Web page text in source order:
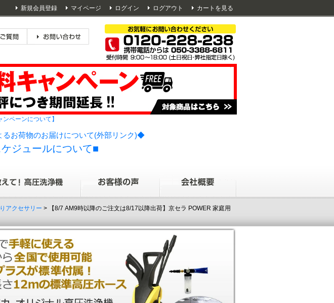
新規会員登録 マイページ ログイン ログアウト カートを見る
ンペーンについて】
お荷物のお届けについて(外部リンク)◆
ジュールについて■
アクセサリー > 【8/7 AM9時以降のご注文は8/17以降出荷】京セラ POWER 家庭用